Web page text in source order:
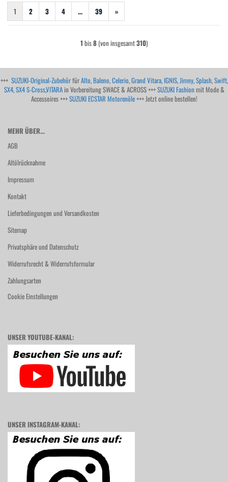
1 2 3 4 ... 39 »
1 bis8 (von insgesamt310)
+++ SUZUKI-Original-ZubehörfürAlto,Baleno,Celerio,Grand Vitara, IGNIS,Jimny,Splash,Swift,
SX4,SX4 S-Cross,VITARAin Vorbereitung SWACE & ACROSS +++SUZUKI Fashion mit Mode &
Accessoires +++SUZUKI ECSTAR Motorenöle+++ Jetzt online bestellen!
MEHR ÜBER...
AGB
Altölrücknahme
Impressum
Kontakt
Lieferbedingungen und Versandkosten
Sitemap
Privatsphäre und Datenschutz
Widerrufsrecht & Widerrufsformular
Zahlungsarten
Cookie Einstellungen
UNSER YOUTUBE-KANAL:
UNSER INSTAGRAM-KANAL: